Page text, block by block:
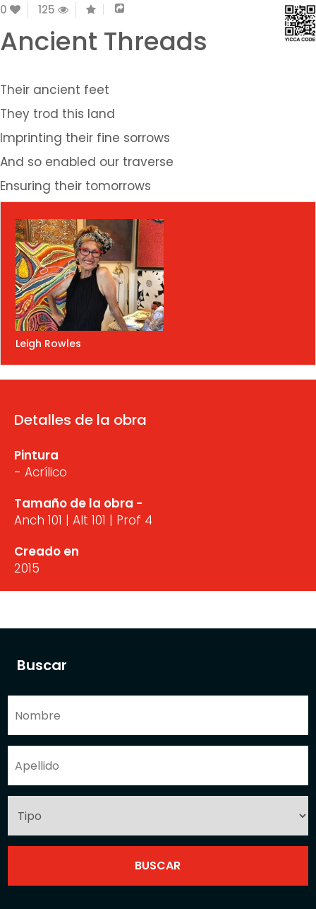
Buscar
0 125
Ancient Threads
Their ancient feet
They trod this land
Imprinting their fine sorrows
And so enabled our traverse
Ensuring their tomorrows
Leigh Rowles
Detalles de la obra
Pintura
- Acrílico
Tamaño de la obra -
Anch 101 | Alt 101 | Prof 4
Creado en
2015